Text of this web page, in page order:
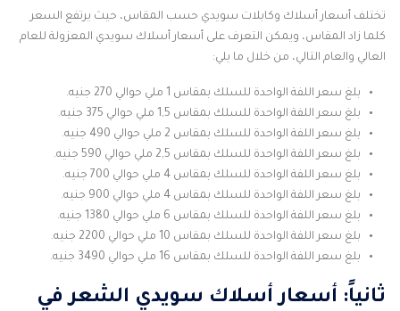
تختلف أسعار أسلاك وكابلات سويدي حسب المقاس، حيث يرتفع السعر
كلما زاد المقاس، ويمكن التعرف على أسعار أسلاك سويدي المعزولة للعام
العالي والعام التالي، من خلال ما يلي:
بلغ سعر اللفة الواحدة للسلك بمقاس 1 ملي حوالي 270 جنيه.
بلغ سعر اللفة الواحدة للسلك بمقاس 1,5 ملي حوالي 375 جنيه.
بلغ سعر اللفة الواحدة للسلك بمقاس 2 ملي حوالي 490 جنيه.
بلغ سعر اللفة الواحدة للسلك بمقاس 2,5 ملي حوالي 590 جنيه.
بلغ سعر اللفة الواحدة للسلك بمقاس 4 ملي حوالي 700 جنيه.
بلغ سعر اللفة الواحدة للسلك بمقاس 4 ملي حوالي 900 جنيه.
بلغ سعر اللفة الواحدة للسلك بمقاس 6 ملي حوالي 1380 جنيه.
بلغ سعر اللفة الواحدة للسلك بمقاس 10 ملي حوالي 2200 جنيه.
بلغ سعر اللفة الواحدة للسلك بمقاس 16 ملي حوالي 3490 جنيه.
ثانياً: أسعار أسلاك سويدي الشعرفي